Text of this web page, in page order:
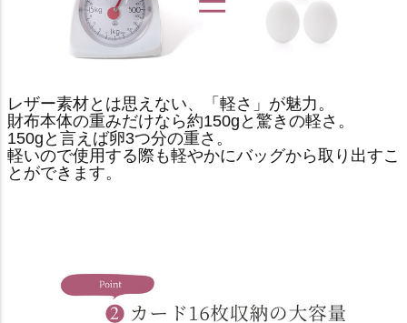
レザー素材とは思えない、「軽さ」が魅力。
財布本体の重みだけなら約150gと驚きの軽さ。
150gと言えば卵3つ分の重さ。
軽いので使用する際も軽やかにバッグから取り出すこ
とができます。